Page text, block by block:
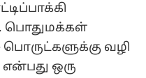
பொதுமக்கள்
வழி
ஒரு